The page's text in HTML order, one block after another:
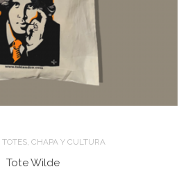
TOTES, CHAPA Y CULTURA
Tote Wilde